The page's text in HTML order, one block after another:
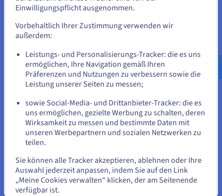
Videos eignen sich hervorragend, um ein Produkt,
einen Dienst oder ein Angebot zu präsentieren. Mit
Video Center werden Ihre Videos ohne Werbung und
ohne externe Empfehlungen wiedergegeben. Ihre
Besucher:innen bleiben auf Ihrer Website, in Ihrer
Markenwelt, und durchlaufen ganz natürlich Ihren
Conversion-Prozess.
Hosting von Videos unter Einhaltung der
Datenschutzanforderungen
Wenn Sie aus Vereinigte Staaten bestellen möchten, müssen Sie
sich auf der entsprechenden Website umsehen und dort einen
Account erstellen.
us.ovhcloud.com/
Englisch USD - $
oder
Auf der aktuellen Website bleiben
Eine andere Website wählen
Schließen
Einwilligungspflicht ausgenommen.
Vorbehaltlich Ihrer Zustimmung verwenden wir
außerdem:
Leistungs- und Personalisierungs-Tracker: die es uns
ermöglichen, Ihre Navigation gemäß Ihren
Präferenzen und Nutzungen zu verbessern sowie die
Leistung unserer Seiten zu messen;
sowie Social-Media- und Drittanbieter-Tracker: die es
uns ermöglichen, gezielte Werbung zu schalten, deren
Wirksamkeit zu messen und bestimmte Daten mit
unseren Werbepartnern und sozialen Netzwerken zu
teilen.
Sie können alle Tracker akzeptieren, ablehnen oder Ihre
Auswahl jederzeit anpassen, indem Sie auf den Link
„Meine Cookies verwalten“ klicken, der am Seitenende
verfügbar ist.